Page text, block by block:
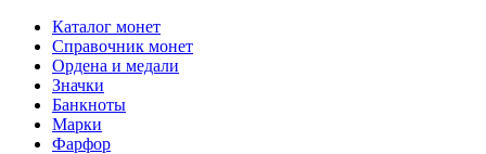
Каталог монет
Справочник монет
Ордена и медали
Значки
Банкноты
Марки
Фарфор